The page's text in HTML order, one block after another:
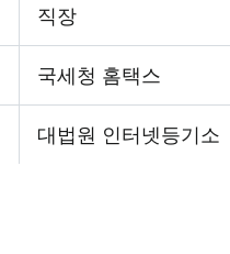
직장
국세청 홈택스
대법원 인터넷등기소